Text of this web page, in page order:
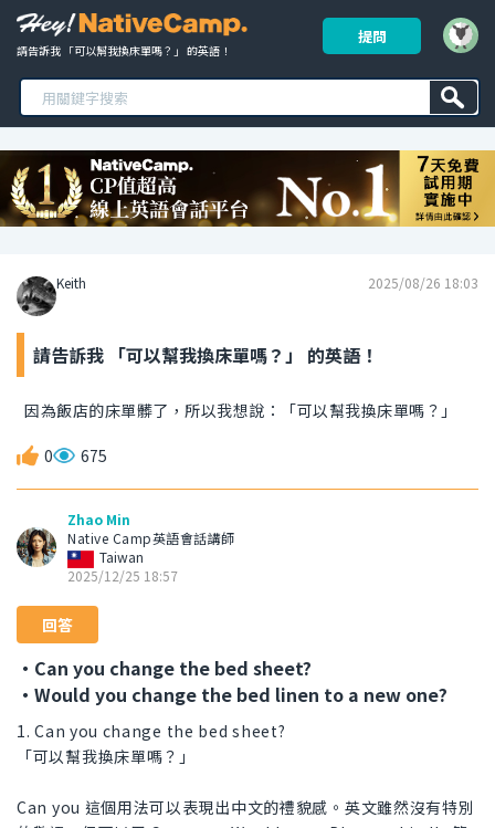
請告訴我 「可以幫我換床單嗎？」 的英語！
提問
Keith 2025/08/26 18:03
請告訴我 「可以幫我換床單嗎？」 的英語！
因為飯店的床單髒了，所以我想說：「可以幫我換床單嗎？」
0 675
Zhao Min
Native Camp英語會話講師
Taiwan
2025/12/25 18:57
回答
・Can you change the bed sheet?
・Would you change the bed linen to a new one?
1. Can you change the bed sheet?
「可以幫我換床單嗎？」
Can you 這個用法可以表現出中文的禮貌感。英文雖然沒有特別